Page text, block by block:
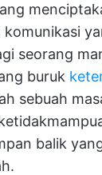
seorang
buruk
sebuah
balik